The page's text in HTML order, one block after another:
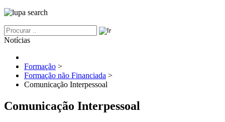
Notícias
Formação >
Formação não Financiada >
Comunicação Interpessoal
Comunicação Interpessoal